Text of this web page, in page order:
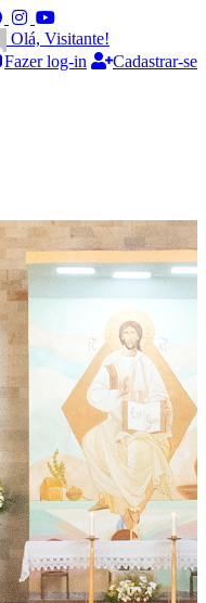
Olá, Visitante!
Fazer log-in
Cadastrar-se